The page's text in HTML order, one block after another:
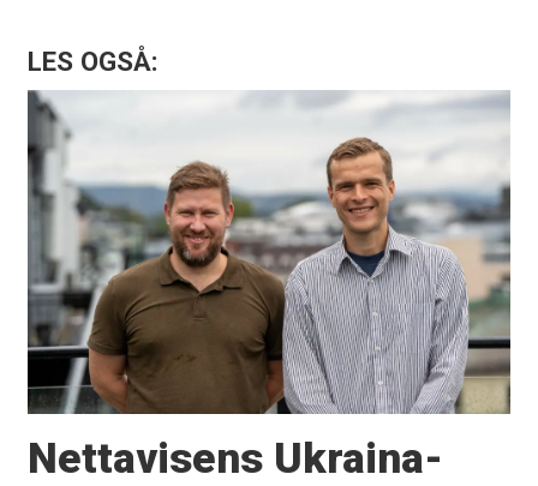
LES OGSÅ:
Nettavisens Ukraina-